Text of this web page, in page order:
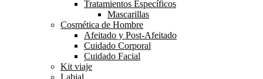
Tratamientos Específicos
Mascarillas
Cosmética de Hombre
Afeitado y Post-Afeitado
Cuidado Corporal
Cuidado Facial
Kit viaje
Labial